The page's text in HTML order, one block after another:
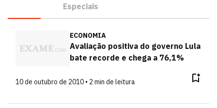
Especiais
ECONOMIA
Avaliação positiva do governo Lula
bate recorde e chega a 76,1%
10 de outubro de 2010 • 2 min de leitura